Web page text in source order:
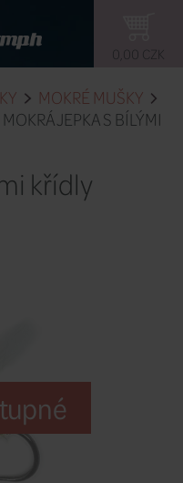
B/ ...